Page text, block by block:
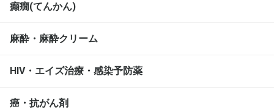
癲癇(てんかん)
麻酔・麻酔クリーム
HIV・エイズ治療・感染予防薬
癌・抗がん剤